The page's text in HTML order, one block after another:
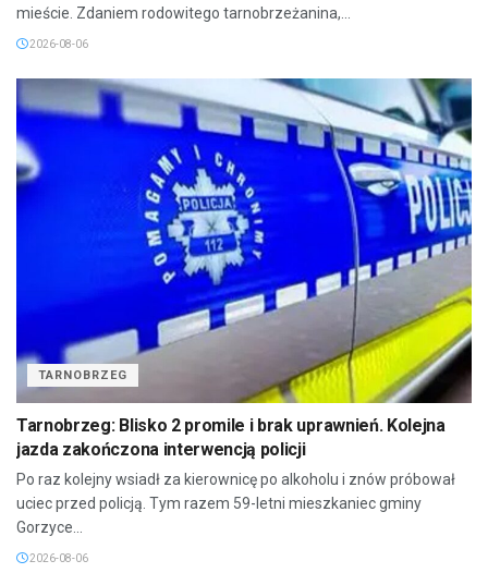
mieście. Zdaniem rodowitego tarnobrzeżanina,...
2026-08-06
TARNOBRZEG
Tarnobrzeg: Blisko 2 promile i brak uprawnień. Kolejna
jazda zakończona interwencją policji
Po raz kolejny wsiadł za kierownicę po alkoholu i znów próbował
uciec przed policją. Tym razem 59-letni mieszkaniec gminy
Gorzyce...
2026-08-06